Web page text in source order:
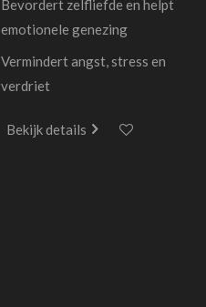
Bevordert zelfliefde en helpt
emotionele genezing
Vermindert angst, stress en
verdriet
Bekijk details